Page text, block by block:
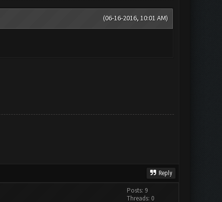
(06-16-2016, 10:01 AM)
Reply
Posts: 9
Threads: 0